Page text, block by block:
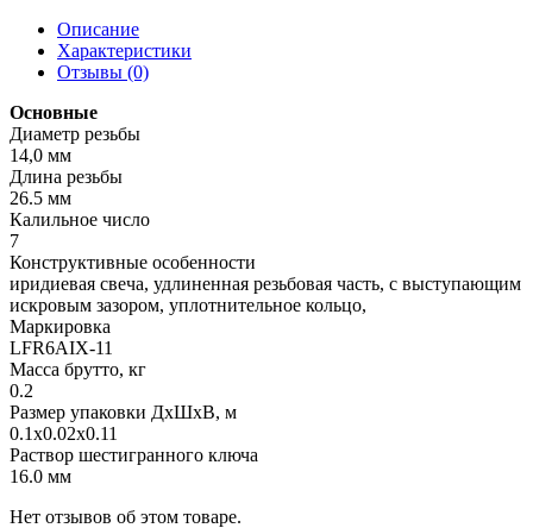
Описание
Характеристики
Отзывы (0)
Основные
Диаметр резьбы
14,0 мм
Длина резьбы
26.5 мм
Калильное число
7
Конструктивные особенности
иридиевая свеча, удлиненная резьбовая часть, с выступающим
искровым зазором, уплотнительное кольцо,
Маркировка
LFR6AIX-11
Масса брутто, кг
0.2
Размер упаковки ДхШхВ, м
0.1x0.02x0.11
Раствор шестигранного ключа
16.0 мм
Нет отзывов об этом товаре.